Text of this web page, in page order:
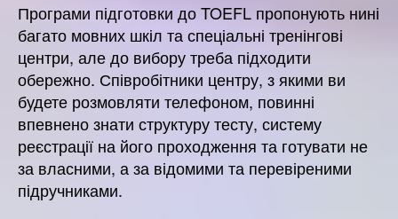
Програми підготовки до TOEFL пропонують нині
багато мовних шкіл та спеціальні тренінгові
центри, але до вибору треба підходити
обережно. Співробітники центру, з якими ви
будете розмовляти телефоном, повинні
впевнено знати структуру тесту, систему
реєстрації на його проходження та готувати не
за власними, а за відомими та перевіреними
підручниками.